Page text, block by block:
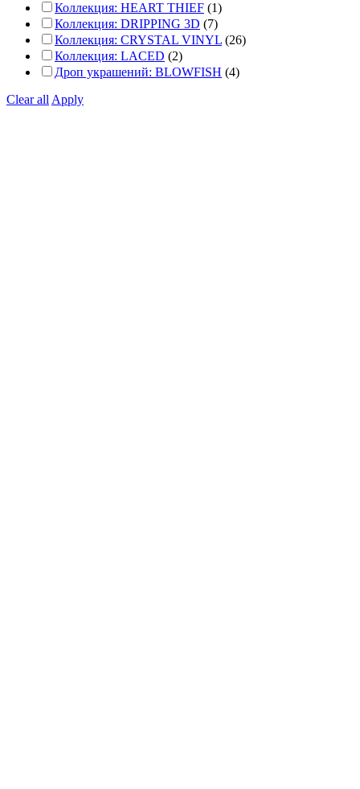
Коллекция: HEART THIEF (1)
Коллекция: DRIPPING 3D (7)
Коллекция: CRYSTAL VINYL (26)
Коллекция: LACED (2)
Дроп украшений: BLOWFISH (4)
Clear all Apply